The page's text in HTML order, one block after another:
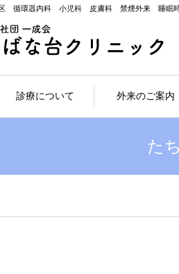
循環器内科 小児科 皮膚科 禁煙外来 睡眠時
診療について 外来のご案内
た